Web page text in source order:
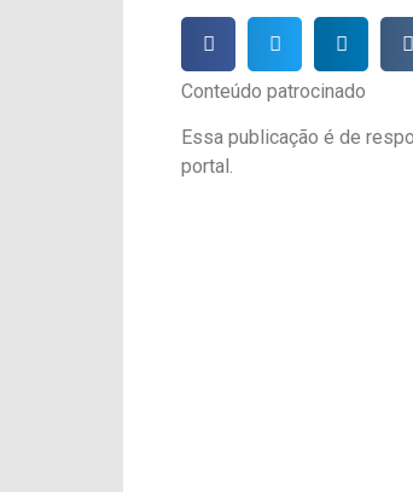
Conteúdo patrocinado
Essa publicação é de
portal.